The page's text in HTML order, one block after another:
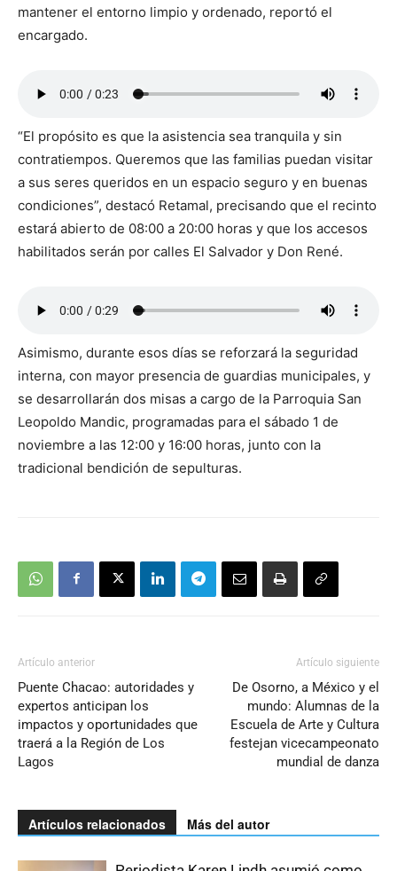
mantener el entorno limpio y ordenado, reportó el
encargado.
“El propósito es que la asistencia sea tranquila y sin
contratiempos. Queremos que las familias puedan visitar
a sus seres queridos en un espacio seguro y en buenas
condiciones”, destacó Retamal, precisando que el recinto
estará abierto de 08:00 a 20:00 horas y que los accesos
habilitados serán por calles El Salvador y Don René.
Asimismo, durante esos días se reforzará la seguridad
interna, con mayor presencia de guardias municipales, y
se desarrollarán dos misas a cargo de la Parroquia San
Leopoldo Mandic, programadas para el sábado 1 de
noviembre a las 12:00 y 16:00 horas, junto con la
tradicional bendición de sepulturas.
Artículo anterior
Puente Chacao: autoridades y
expertos anticipan los
impactos y oportunidades que
traerá a la Región de Los
Lagos
Artículo siguiente
De Osorno, a México y el
mundo: Alumnas de la
Escuela de Arte y Cultura
festejan vicecampeonato
mundial de danza
Artículos relacionados Más del autor